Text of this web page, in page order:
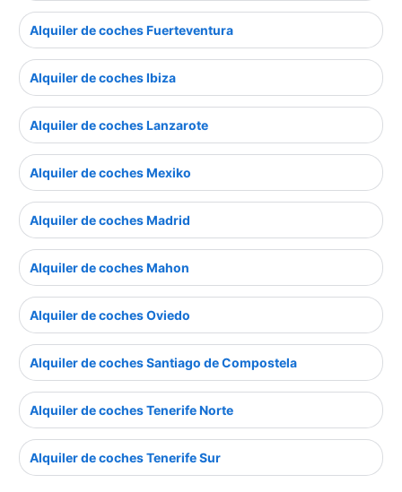
Alquiler de coches Fuerteventura
Alquiler de coches Ibiza
Alquiler de coches Lanzarote
Alquiler de coches Mexiko
Alquiler de coches Madrid
Alquiler de coches Mahon
Alquiler de coches Oviedo
Alquiler de coches Santiago de Compostela
Alquiler de coches Tenerife Norte
Alquiler de coches Tenerife Sur